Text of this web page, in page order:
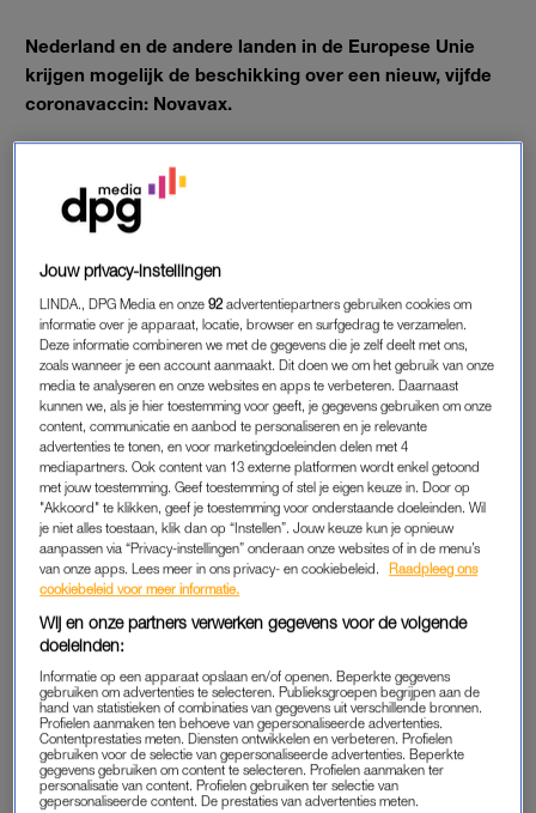
Nederland en de andere landen in de Europese Unie
krijgen mogelijk de beschikking over een nieuw, vijfde
coronavaccin: Novavax.
De toezichthouder Europees Geneesmiddelenbureau (EMA) in
Amsterdam buigt zich maandag over het vaccin.
VIJFDE CORONAVACCIN
Ook moeten ze beoordelen of de voordelen in de strijd tegen
de pandemie groter zijn dan de nadelen van potentiële
bijwerkingen.
Het vaccin heet NVX-CoV2373 of Nuvaxovid. Het is
ontwikkeld door het Tsjechische Praha Vaccines, dat vorig jaar
werd gekocht door het Amerikaanse Novavax en sindsdien
Novavax CZ heet.
TWEE PRIKKEN
Het vaccin bevat kleine deeltjes van in het lab gemaakte
uitsteeksels waarmee het coronavirus een lichaamscel
binnendringt. Het afweersysteem moet leren om die deeltjes te
herkennen en aan te vallen. Mensen krijgen twee prikken, met
drie weken tussen de beide inentingen.
Jouw privacy-instellingen
LINDA., DPG Media en onze92 advertentiepartners gebruiken cookies om
informatie over je apparaat, locatie, browser en surfgedrag te verzamelen.
Deze informatie combineren we met de gegevens die je zelf deelt met ons,
zoals wanneer je een account aanmaakt. Dit doen we om het gebruik van onze
media te analyseren en onze websites en apps te verbeteren. Daarnaast
kunnen we, als je hier toestemming voor geeft, je gegevens gebruiken om onze
content, communicatie en aanbod te personaliseren en je relevante
advertenties te tonen, en voor marketingdoeleinden delen met 4
mediapartners. Ook content van 13 externe platformen wordt enkel getoond
met jouw toestemming. Geef toestemming of stel je eigen keuze in. Door op
"Akkoord" te klikken, geef je toestemming voor onderstaande doeleinden. Wil
je niet alles toestaan, klik dan op “Instellen”. Jouw keuze kun je opnieuw
aanpassen via “Privacy-instellingen” onderaan onze websites of in de menu’s
van onze apps. Lees meer in ons privacy- en cookiebeleid.
Raadpleeg ons
cookiebeleid voor meer informatie.
Wij en onze partners verwerken gegevens voor de volgende
doeleinden:
Informatie op een apparaat opslaan en/of openen. Beperkte gegevens
gebruiken om advertenties te selecteren. Publieksgroepen begrijpen aan de
hand van statistieken of combinaties van gegevens uit verschillende bronnen.
Profielen aanmaken ten behoeve van gepersonaliseerde advertenties.
Contentprestaties meten. Diensten ontwikkelen en verbeteren. Profielen
gebruiken voor de selectie van gepersonaliseerde advertenties. Beperkte
gegevens gebruiken om content te selecteren. Profielen aanmaken ter
personalisatie van content. Profielen gebruiken ter selectie van
gepersonaliseerde content. De prestaties van advertenties meten.